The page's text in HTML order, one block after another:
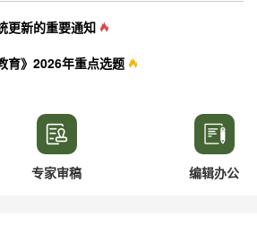
更新的重要通知
育》2026年重点选题
专家审稿 编辑办公